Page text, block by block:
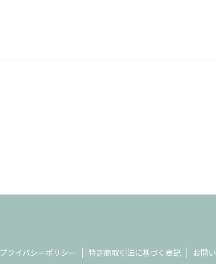
プライバシーポリシー 特定商取引法に基づく表記 お問